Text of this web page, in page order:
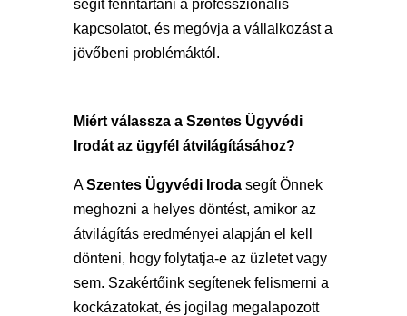
segít fenntartani a professzionális
kapcsolatot, és megóvja a vállalkozást a
jövőbeni problémáktól.
Miért válassza a Szentes Ügyvédi
Irodát az ügyfél átvilágításához?
ASzentes Ügyvédi Irodasegít Önnek
meghozni a helyes döntést, amikor az
átvilágítás eredményei alapján el kell
dönteni, hogy folytatja-e az üzletet vagy
sem. Szakértőink segítenek felismerni a
kockázatokat, és jogilag megalapozott